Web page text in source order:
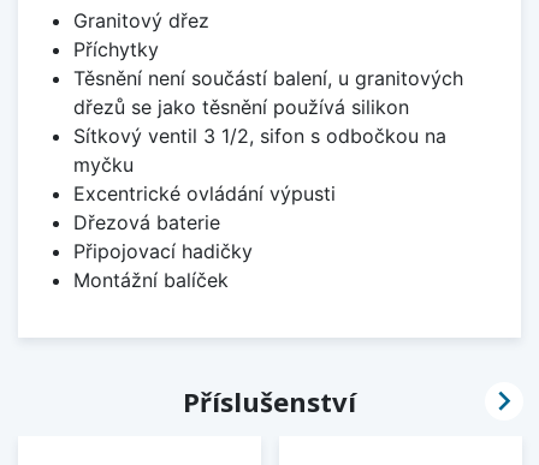
Granitový dřez
Příchytky
Těsnění není součástí balení, u granitových
dřezů se jako těsnění používá silikon
Sítkový ventil 3 1/2, sifon s odbočkou na
myčku
Excentrické ovládání výpusti
Dřezová baterie
Připojovací hadičky
Montážní balíček
Příslušenství 